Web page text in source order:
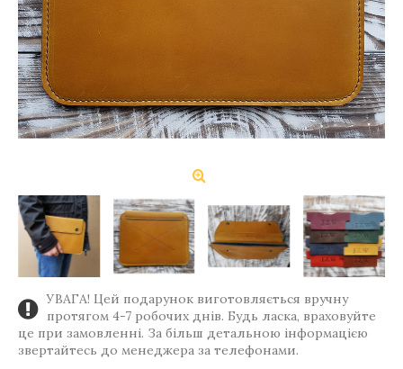
УВАГА! Цей подарунок виготовляється вручну
протягом 4-7 робочих днів. Будь ласка, враховуйте
це при замовленні. За більш детальною інформацією
звертайтесь до менеджера за телефонами.